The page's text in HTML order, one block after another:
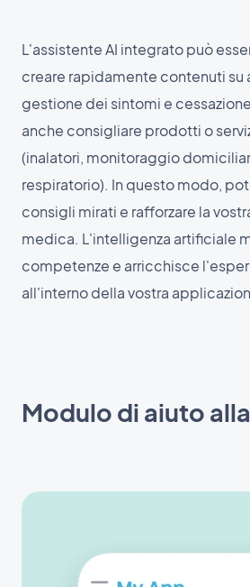
L'assistente AI integrato può
creare rapidamente contenuti su
gestione dei sintomi e
anche consigliare prodotti o
(inalatori, monitoraggio
respiratorio). In questo modo,
consigli mirati e rafforzare la
medica. L'intelligenza artificiale
competenze e arricchisce
all'interno della vostra
Modulo di aiuto